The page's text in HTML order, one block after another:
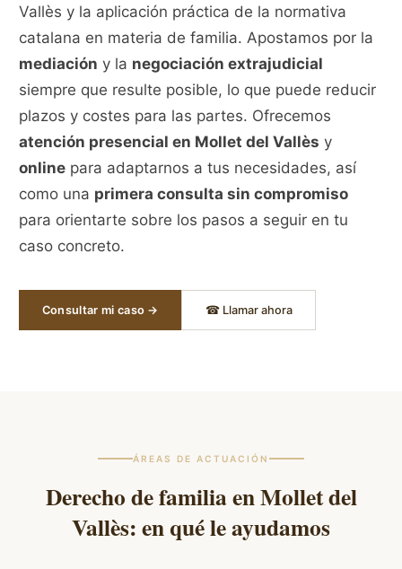
Vallès y la aplicación práctica de la normativa
catalana en materia de familia. Apostamos por la
mediación y la negociación extrajudicial
siempre que resulte posible, lo que puede reducir
plazos y costes para las partes. Ofrecemos
atención presencial en Mollet del Vallès y
online para adaptarnos a tus necesidades, así
como una primera consulta sin compromiso
para orientarte sobre los pasos a seguir en tu
caso concreto.
Consultar mi caso → ☎ Llamar ahora
ÁREAS DE ACTUACIÓN
Derecho de familia enMollet del
Vallès: en qué le ayudamos